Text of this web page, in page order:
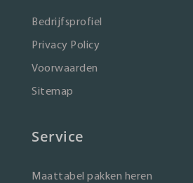
Bedrijfsprofiel
Privacy Policy
Voorwaarden
Sitemap
Service
Maattabel pakken heren